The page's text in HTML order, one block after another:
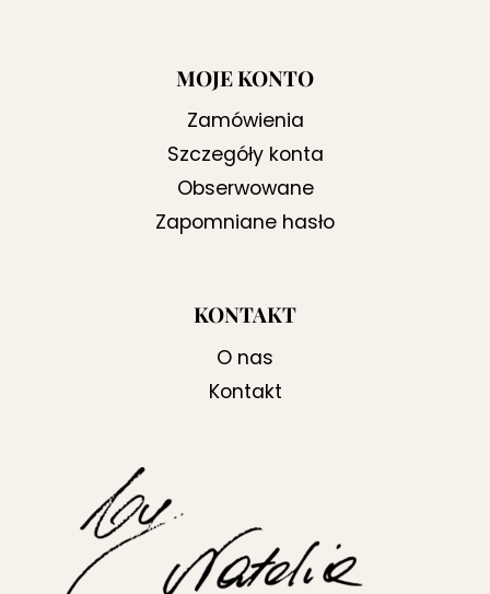
MOJE KONTO
Zamówienia
Szczegóły konta
Obserwowane
Zapomniane hasło
KONTAKT
O nas
Kontakt